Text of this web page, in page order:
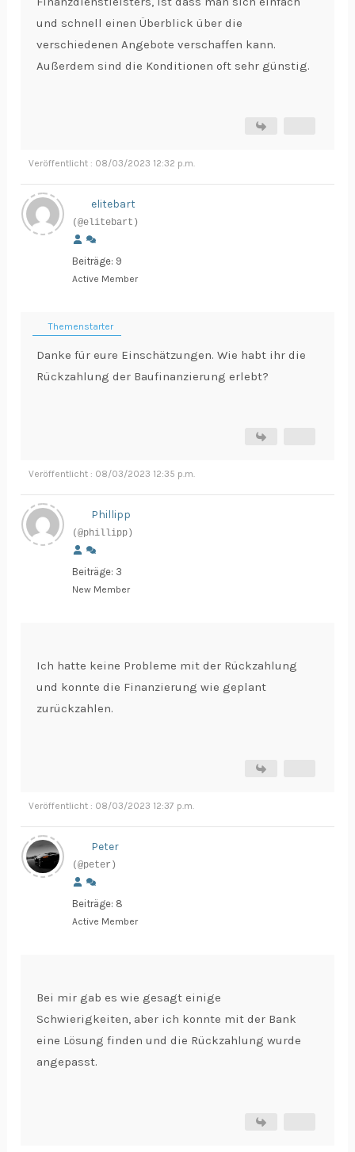
und schnell einen Überblick über die
verschiedenen Angebote verschaffen kann.
Außerdem sind die Konditionen oft sehr günstig.
Veröffentlicht : 08/03/2023 12:32 p.m.
elitebart
(@elitebart)
Beiträge: 9
Active Member
Themenstarter
Danke für eure Einschätzungen. Wie habt ihr die
Rückzahlung der Baufinanzierung erlebt?
Veröffentlicht : 08/03/2023 12:35 p.m.
Phillipp
(@phillipp)
Beiträge: 3
New Member
Ich hatte keine Probleme mit der Rückzahlung
und konnte die Finanzierung wie geplant
zurückzahlen.
Veröffentlicht : 08/03/2023 12:37 p.m.
Peter
(@peter)
Beiträge: 8
Active Member
Bei mir gab es wie gesagt einige
Schwierigkeiten, aber ich konnte mit der Bank
eine Lösung finden und die Rückzahlung wurde
angepasst.